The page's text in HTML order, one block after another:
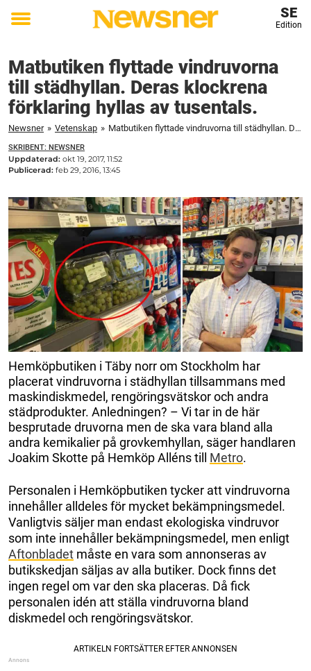
Toggle
SE
Edition
Matbutiken flyttade vindruvorna
till städhyllan. Deras klockrena
förklaring hyllas av tusentals.
Newsner » Vetenskap » Matbutiken flyttade vindruvorna till städhyllan. Deras klockrena förklaring hyllas av tusentals.
SKRIBENT: NEWSNER
Uppdaterad: okt 19, 2017, 11:52
Publicerad: feb 29, 2016, 13:45
Hemköpbutiken i Täby norr om Stockholm har
placerat vindruvorna i städhyllan tillsammans med
maskindiskmedel, rengöringsvätskor och andra
städprodukter. Anledningen? – Vi tar in de här
besprutade druvorna men de ska vara bland alla
andra kemikalier på grovkemhyllan, säger handlaren
Joakim Skotte på Hemköp Alléns till Metro.
Personalen i Hemköpbutiken tycker att vindruvorna
innehåller alldeles för mycket bekämpningsmedel.
Vanligtvis säljer man endast ekologiska vindruvor
som inte innehåller bekämpningsmedel, men enligt
Aftonbladet måste en vara som annonseras av
butikskedjan säljas av alla butiker. Dock finns det
ingen regel om var den ska placeras. Då fick
personalen idén att ställa vindruvorna bland
diskmedel och rengöringsvätskor.